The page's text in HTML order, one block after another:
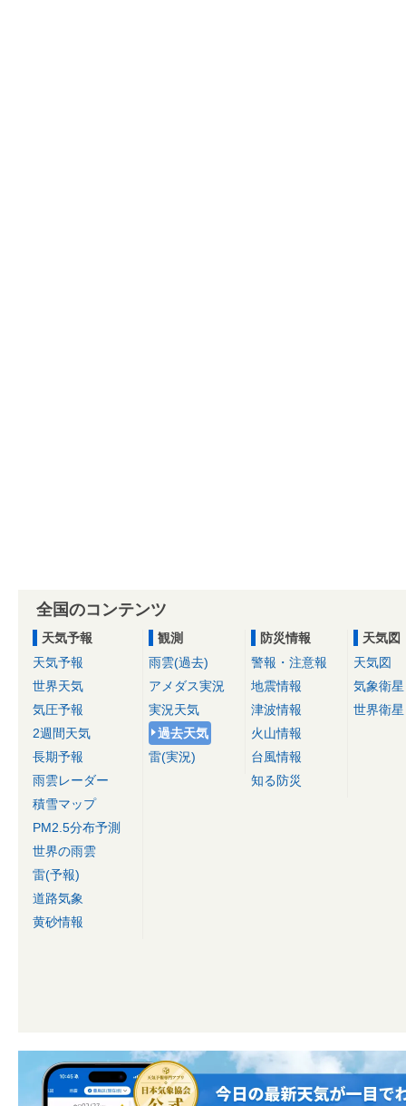
全国のコンテンツ
天気予報
天気予報
世界天気
気圧予報
2週間天気
長期予報
雨雲レーダー
積雪マップ
PM2.5分布予測
世界の雨雲
雷(予報)
道路気象
黄砂情報
観測
雨雲(過去)
アメダス実況
実況天気
過去天気
雷(実況)
防災情報
警報・注意報
地震情報
津波情報
火山情報
台風情報
知る防災
天気図
天気図
気象衛星
世界衛星